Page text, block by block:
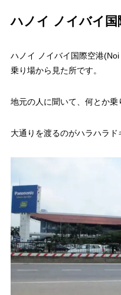
ハノイ ノイバイ国
ハノイ ノイバイ国際空港
乗り場から見た所です。
地元の人に聞いて、何とか乗
大通りを渡るのがハラハラド
ベトナム政府大統領府で
29 ノイ名物 水上人形劇を
30 水上人形劇では火も出て
33 ブン・チャーを食べに行